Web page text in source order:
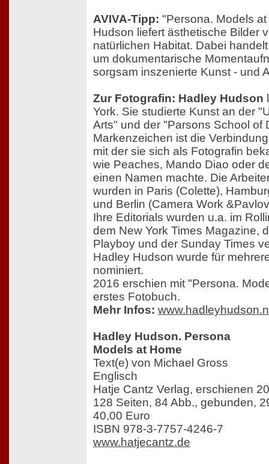
AVIVA-Tipp: "Persona. Models
Hudson liefert ästhetische Bilder
natürlichen Habitat. Dabei
um dokumentarische
sorgsam inszenierte Kunst - und
Zur Fotografin: Hadley Hudson
York. Sie studierte Kunst an der
Arts" und der "Parsons School of
Markenzeichen ist die
mit der sie sich als Fotografin
wie Peaches, Mando Diao oder
einen Namen machte. Die
wurden in Paris (Colette),
und Berlin (Camera Work
Ihre Editorials wurden u.a. im
dem New York Times Magazine,
Playboy und der Sunday Times
Hadley Hudson wurde für
nominiert.
2016 erschien mit "Persona.
erstes Fotobuch.
Mehr Infos:
Hadley Hudson. Persona
Models at Home
Text(e) von Michael Gross
Englisch
Hatje Cantz Verlag, erschienen
128 Seiten, 84 Abb., gebunden,
40,00 Euro
ISBN 978-3-7757-4246-7
www.hatjecantz.de